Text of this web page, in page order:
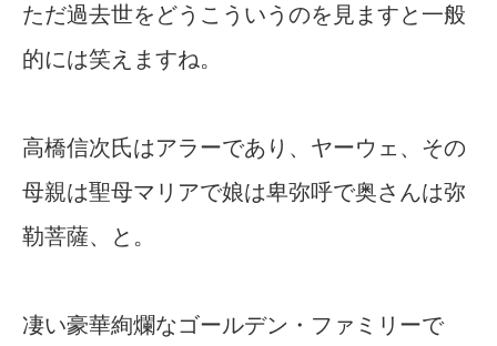
ただ過去世をどうこういうのを見ますと一般
的には笑えますね。
高橋信次氏はアラーであり、ヤーウェ、その
母親は聖母マリアで娘は卑弥呼で奥さんは弥
勒菩薩、と。
凄い豪華絢爛なゴールデン・ファミリーで